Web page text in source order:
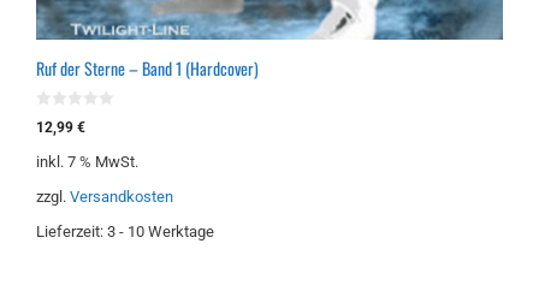
Ruf der Sterne – Band 1 (Hardcover)
0
v
n
12,99 €
inkl. 7 % MwSt.
zzgl. Versandkosten
Lieferzeit: 3 - 10 Werktage